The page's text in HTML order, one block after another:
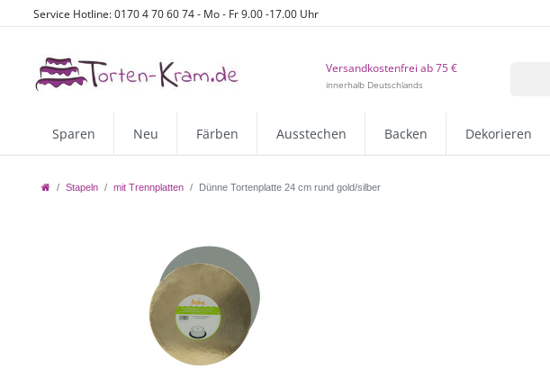
Service Hotline: 0170 4 70 60 74 - Mo - Fr 9.00 -17.00 Uhr
Versandkostenfrei ab 75 €
innerhalb Deutschlands
Sparen Neu Färben Ausstechen Backen Dekorieren
Stapeln mit Trennplatten Dünne Tortenplatte 24 cm rund gold/silber